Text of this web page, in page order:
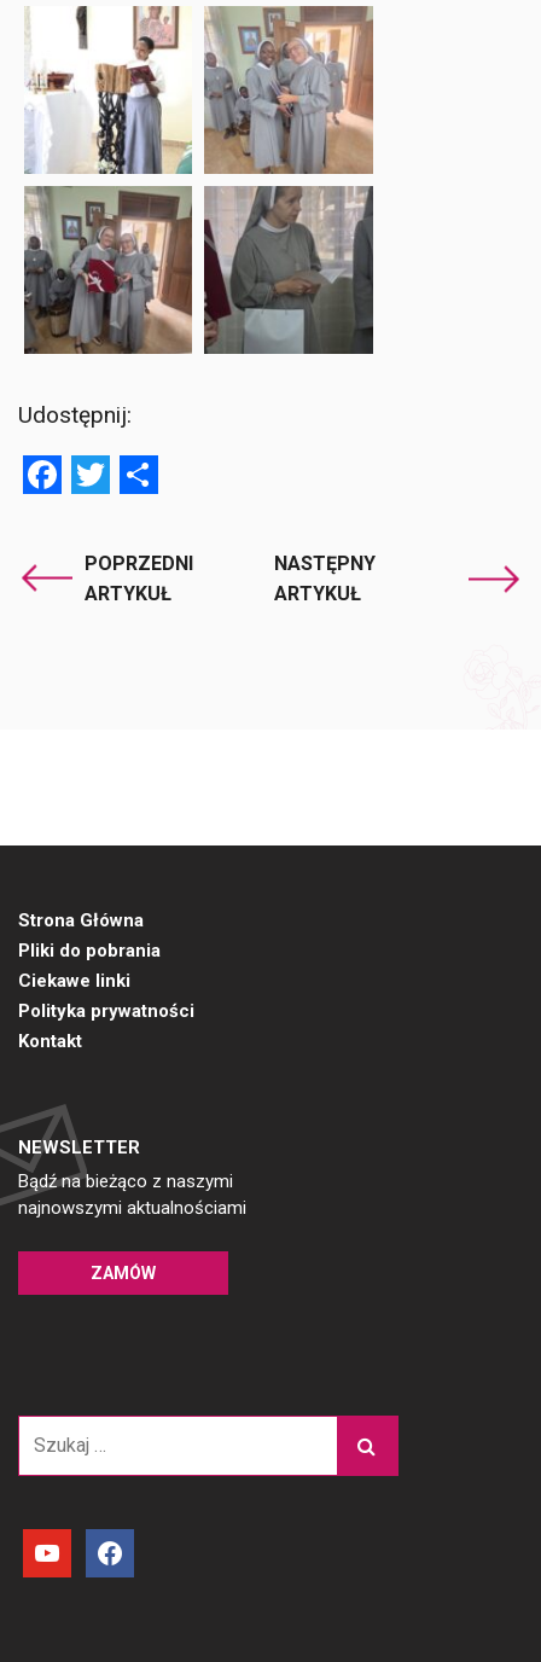
Udostępnij:
Facebook
Twitter
POPRZEDNI
ARTYKUŁ
NASTĘPNY
ARTYKUŁ
Strona Główna
Pliki do pobrania
Ciekawe linki
Polityka prywatności
Kontakt
NEWSLETTER
Bądź na bieżąco z naszymi
najnowszymi aktualnościami
ZAMÓW
youtube facebook